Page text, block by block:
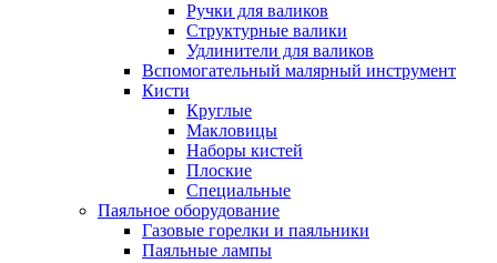
Ручки для валиков
Структурные валики
Удлинители для валиков
Вспомогательный малярный инструмент
Кисти
Круглые
Макловицы
Наборы кистей
Плоские
Специальные
Паяльное оборудование
Газовые горелки и паяльники
Паяльные лампы